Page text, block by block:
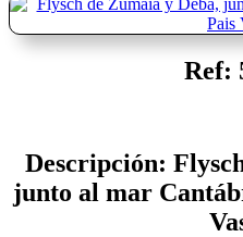
Ref:
Descripción:
junto al mar